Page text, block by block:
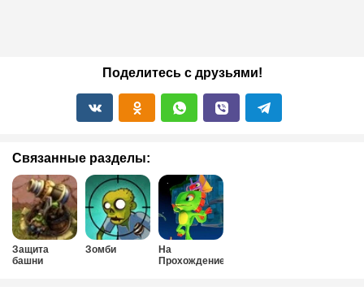
Поделитесь с друзьями!
Связанные разделы:
Защита
башни
Зомби
На
Прохождение